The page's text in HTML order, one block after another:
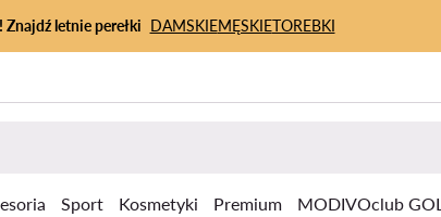
letnie perełki DAMSKIEMĘSKIETOREBKI
Sport Kosmetyki Premium MODIVOclub